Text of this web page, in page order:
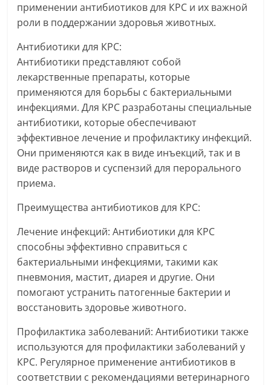
применении антибиотиков для КРС и их важной
роли в поддержании здоровья животных.
Антибиотики для КРС:
Антибиотики представляют собой
лекарственные препараты, которые
применяются для борьбы с бактериальными
инфекциями. Для КРС разработаны специальные
антибиотики, которые обеспечивают
эффективное лечение и профилактику инфекций.
Они применяются как в виде инъекций, так и в
виде растворов и суспензий для перорального
приема.
Преимущества антибиотиков для КРС:
Лечение инфекций: Антибиотики для КРС
способны эффективно справиться с
бактериальными инфекциями, такими как
пневмония, мастит, диарея и другие. Они
помогают устранить патогенные бактерии и
восстановить здоровье животного.
Профилактика заболеваний: Антибиотики также
используются для профилактики заболеваний у
КРС. Регулярное применение антибиотиков в
соответствии с рекомендациями ветеринарного